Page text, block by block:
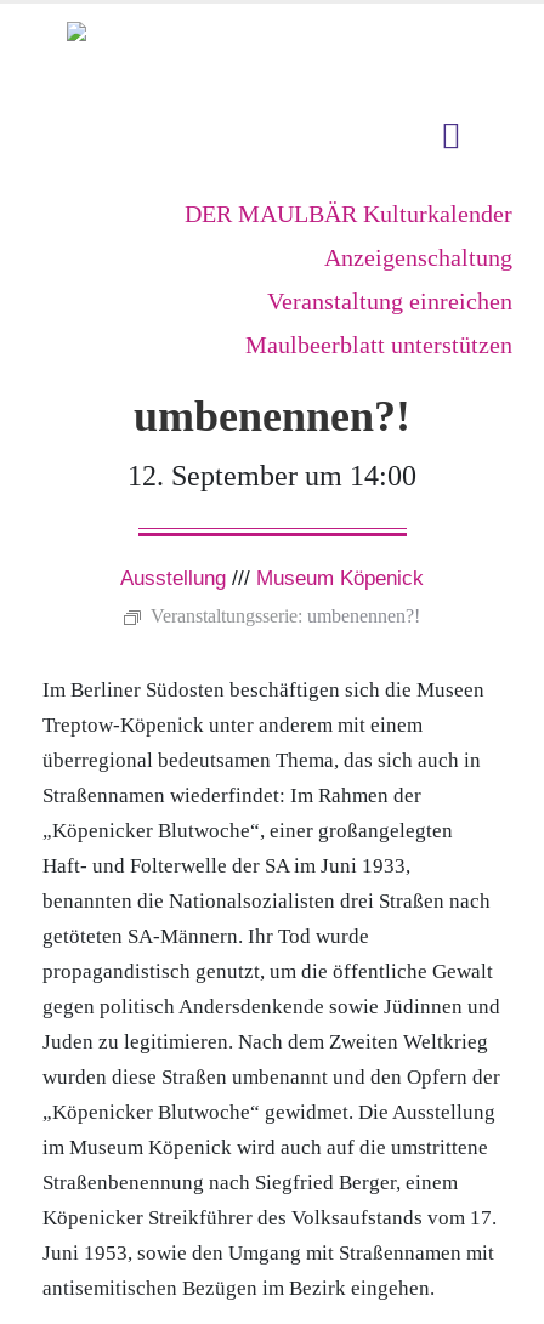
DER MAULBÄR Kulturkalender
Anzeigenschaltung
Veranstaltung einreichen
Maulbeerblatt unterstützen
umbenennen?!
12. September um 14:00
Ausstellung /// Museum Köpenick
Veranstaltungsserie: umbenennen?!
Im Berliner Südosten beschäftigen sich die Museen
Treptow-Köpenick unter anderem mit einem
überregional bedeutsamen Thema, das sich auch in
Straßennamen wiederfindet: Im Rahmen der
„Köpenicker Blutwoche“, einer großangelegten
Haft- und Folterwelle der SA im Juni 1933,
benannten die Nationalsozialisten drei Straßen nach
getöteten SA-Männern. Ihr Tod wurde
propagandistisch genutzt, um die öffentliche Gewalt
gegen politisch Andersdenkende sowie Jüdinnen und
Juden zu legitimieren. Nach dem Zweiten Weltkrieg
wurden diese Straßen umbenannt und den Opfern der
„Köpenicker Blutwoche“ gewidmet. Die Ausstellung
im Museum Köpenick wird auch auf die umstrittene
Straßenbenennung nach Siegfried Berger, einem
Köpenicker Streikführer des Volksaufstands vom 17.
Juni 1953, sowie den Umgang mit Straßennamen mit
antisemitischen Bezügen im Bezirk eingehen.